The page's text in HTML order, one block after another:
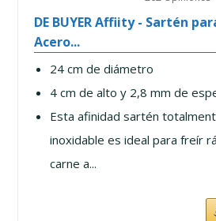
DE BUYER Affiity - Sartén
Acero...
24 cm de diámetro
4 cm de alto y 2,8 mm de
Esta afinidad sartén
inoxidable es ideal para freír
carne a...